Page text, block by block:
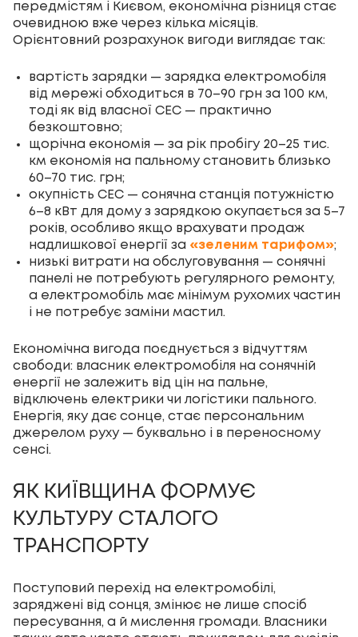
передмістям і Києвом, економічна різниця стає
очевидною вже через кілька місяців.
Орієнтовний розрахунок вигоди виглядає так:
вартість зарядки — зарядка електромобіля
від мережі обходиться в 70–90 грн за 100 км,
тоді як від власної СЕС — практично
безкоштовно;
щорічна економія — за рік пробігу 20–25 тис.
км економія на пальному становить близько
60–70 тис. грн;
окупність СЕС — сонячна станція потужністю
6–8 кВт для дому з зарядкою окупається за 5–7
років, особливо якщо врахувати продаж
надлишкової енергії за «зеленим тарифом»;
низькі витрати на обслуговування — сонячні
панелі не потребують регулярного ремонту,
а електромобіль має мінімум рухомих частин
і не потребує заміни мастил.
Економічна вигода поєднується з відчуттям
свободи: власник електромобіля на сонячній
енергії не залежить від цін на пальне,
відключень електрики чи логістики пального.
Енергія, яку дає сонце, стає персональним
джерелом руху — буквально і в переносному
сенсі.
ЯК КИЇВЩИНА ФОРМУЄ
КУЛЬТУРУ СТАЛОГО
ТРАНСПОРТУ
Поступовий перехід на електромобілі,
заряджені від сонця, змінює не лише спосіб
пересування, а й мислення громади. Власники